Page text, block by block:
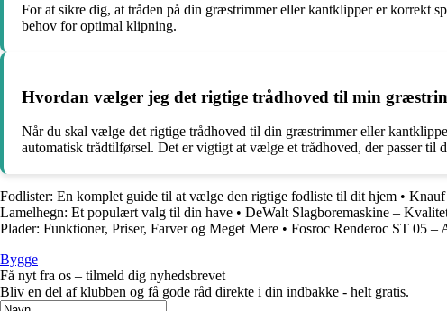
For at sikre dig, at tråden på din græstrimmer eller kantklipper er korrekt
behov for optimal klipning.
Hvordan vælger jeg det rigtige trådhoved til min
Når du skal vælge det rigtige trådhoved til din græstrimmer eller
automatisk trådtilførsel. Det er vigtigt at vælge et trådhoved, der passer til
Fodlister: En komplet guide til at vælge den rigtige fodliste til dit hjem •
Lamelhegn: Et populært valg til din have • DeWalt Slagboremaskine –
Plader: Funktioner, Priser, Farver og Meget Mere • Fosroc Renderoc ST 05 –
Bygge
Få nyt fra os – tilmeld dig nyhedsbrevet
Bliv en del af klubben og få gode råd direkte i din indbakke - helt gratis.